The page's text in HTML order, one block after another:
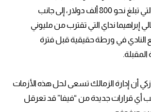
اللاعب ميشالاك التي تبلغ نحو 800 ألف دولار، إلى جانب
إبراهيما نداي التي تقترب من مليوني
النادي في ورطة حقيقية قبل فترة
المقبلة.
أن إدارة الزمالك تسعى لحل هذه الأزمات
أي قرارات جديدة من “فيفا” قد تعرقل